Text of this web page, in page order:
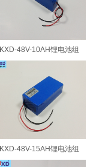
KXD-48V-10AH锂电池组
KXD-48V-15AH锂电池组